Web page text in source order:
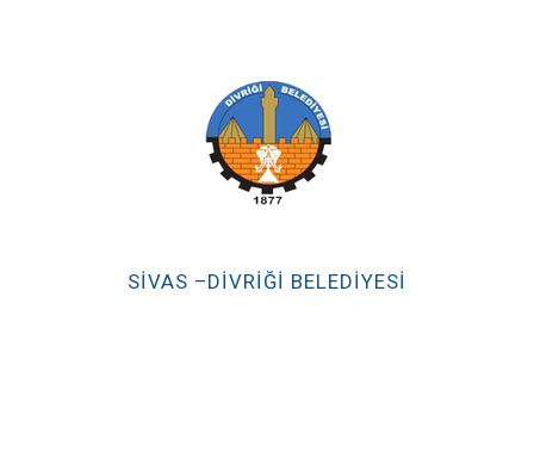
SİVAS –DİVRİĞİ BELEDİYESİ